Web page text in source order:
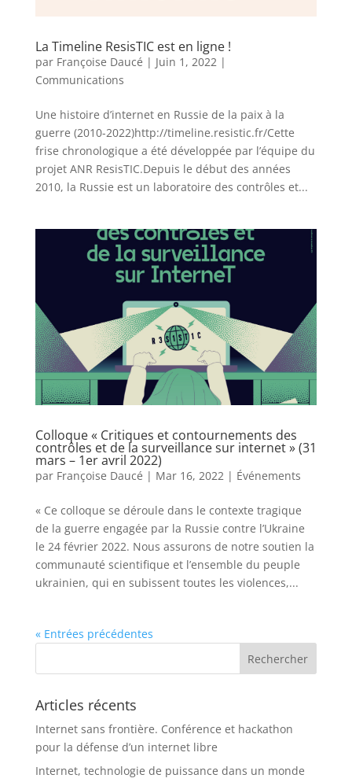
La Timeline ResisTIC est en ligne !
par Françoise Daucé | Juin 1, 2022|
Communications
Une histoire d’internet en Russie de la paix à la
guerre (2010-2022)http://timeline.resistic.fr/Cette
frise chronologique a été développée par l’équipe du
projet ANR ResisTIC.Depuis le début des années
2010, la Russie est un laboratoire des contrôles et...
Colloque « Critiques et contournements des
contrôles et de la surveillance sur internet » (31
mars – 1er avril 2022)
par Françoise Daucé | Mar 16, 2022| Événements
« Ce colloque se déroule dans le contexte tragique
de la guerre engagée par la Russie contre l’Ukraine
le 24 février 2022. Nous assurons de notre soutien la
communauté scientifique et l’ensemble du peuple
ukrainien, qui en subissent toutes les violences,...
« Entrées précédentes
Articles récents
Internet sans frontière. Conférence et hackathon
pour la défense d’un internet libre
Internet, technologie de puissance dans un monde